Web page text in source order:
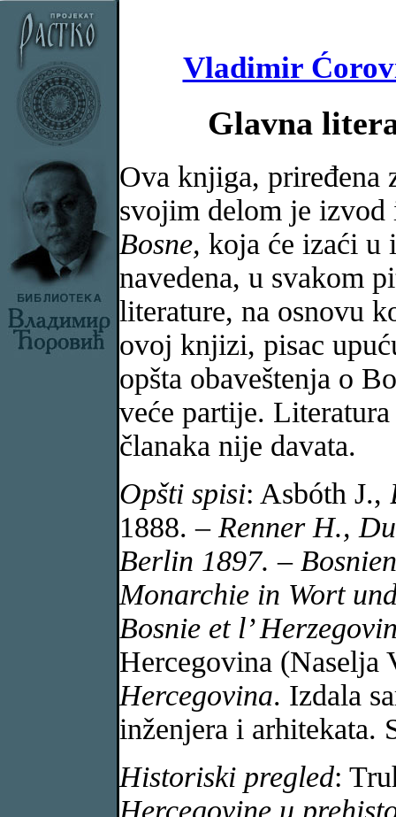
Vladimir
Glavna
Ova knjiga, priređena
svojim delom je
Bosne, koja će izaći u
navedena, u svakom
literature, na osnovu
ovoj knjizi, pisac
opšta obaveštenja o
veće partije.
članaka nije davata.
Opšti spisi: Asbóth J.,
1888. – Renner H.,
Berlin 1897. –
Monarchie in Wort
Bosnie et l’
Hercegovina
Hercegovina. Izdala
inženjera i arhitekata.
Historiski pregled:
Hercegovine u